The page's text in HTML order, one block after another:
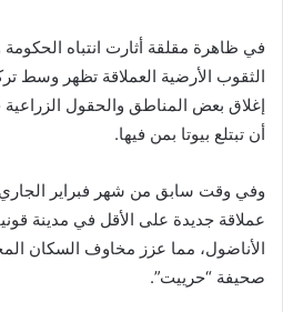
في ظاهرة مقلقة أثارت انتباه
الثقوب الأرضية العملاقة تظهر وسط
إغلاق بعض المناطق والحقول
أن تبتلع بيوتا بمن فيها.
عملاقة جديدة على الأقل في مدينة
الأناضول، مما عزز مخاوف السكان
صحيفة “حرييت”.